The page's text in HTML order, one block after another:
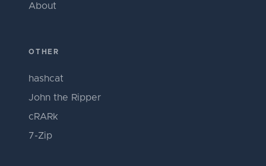
About
OTHER
hashcat
John the Ripper
cRARk
7-Zip